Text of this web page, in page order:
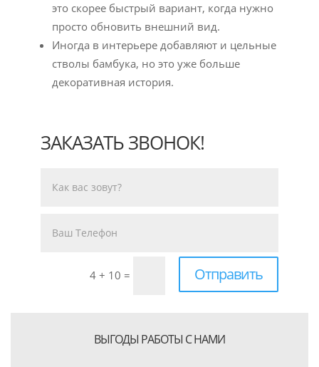
это скорее быстрый вариант, когда нужно
просто обновить внешний вид.
Иногда в интерьере добавляют и цельные
стволы бамбука, но это уже больше
декоративная история.
ЗАКАЗАТЬ ЗВОНОК!
4 + 10 = Отправить
ВЫГОДЫ РАБОТЫ С НАМИ